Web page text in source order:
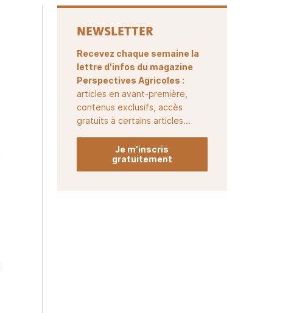
NEWSLETTER
Recevez chaque semaine la
lettre d'infos du magazine
Perspectives Agricoles :
articles en avant-première,
contenus exclusifs, accès
gratuits à certains articles...
Je m'inscris
gratuitement